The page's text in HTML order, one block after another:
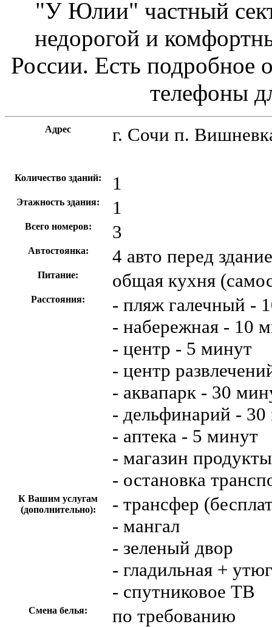
"У Юлии" частный
недорогой и
России. Есть подробное
телефоны
Адрес г. Сочи п.
Количество зданий: 1
Этажность здания: 1
Всего номеров: 3
Автостоянка: 4 авто перед
Питание: общая кухня
Расстояния:
- пляж галечный -
- набережная - 10
- центр - 5 минут
- центр
- аквапарк - 30
- дельфинарий - 30
- аптека - 5 минут
- магазин
- остановка
К Вашим услугам
(дополнительно):
- трансфер
- мангал
- зеленый двор
- гладильная + утюг
- спутниковое ТВ
Смена белья: по требованию